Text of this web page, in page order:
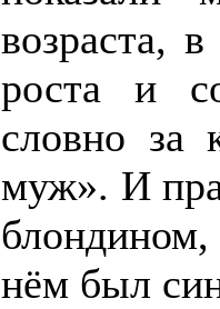
возраста,
роста и
словно за
муж». И
нём был